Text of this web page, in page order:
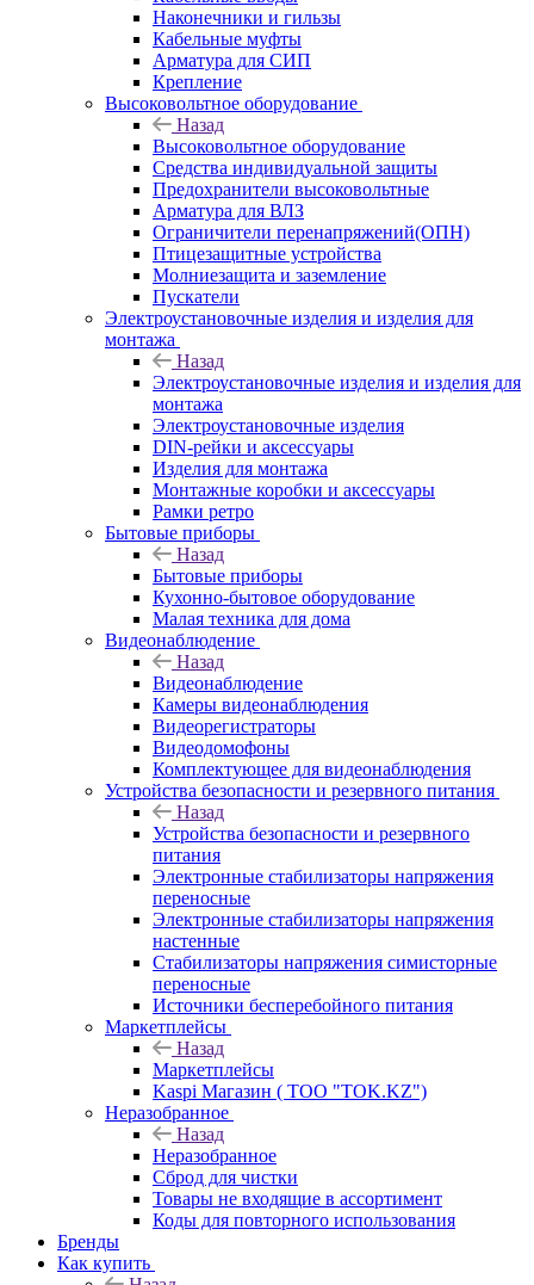
Наконечники и гильзы
Кабельные муфты
Арматура для СИП
Крепление
Высоковольтное оборудование
Назад
Высоковольтное оборудование
Средства индивидуальной защиты
Предохранители высоковольтные
Арматура для ВЛЗ
Ограничители перенапряжений(ОПН)
Птицезащитные устройства
Молниезащита и заземление
Пускатели
Электроустановочные изделия и изделия для
монтажа
Назад
Электроустановочные изделия и изделия для
монтажа
Электроустановочные изделия
DIN-рейки и аксессуары
Изделия для монтажа
Монтажные коробки и аксессуары
Рамки ретро
Бытовые приборы
Назад
Бытовые приборы
Кухонно-бытовое оборудование
Малая техника для дома
Видеонаблюдение
Назад
Видеонаблюдение
Камеры видеонаблюдения
Видеорегистраторы
Видеодомофоны
Комплектующее для видеонаблюдения
Устройства безопасности и резервного питания
Назад
Устройства безопасности и резервного
питания
Электронные стабилизаторы напряжения
переносные
Электронные стабилизаторы напряжения
настенные
Стабилизаторы напряжения симисторные
переносные
Источники бесперебойного питания
Маркетплейсы
Назад
Маркетплейсы
Kaspi Магазин ( ТОО "TOK.KZ")
Неразобранное
Назад
Неразобранное
Сброд для чистки
Товары не входящие в ассортимент
Коды для повторного использования
Бренды
Как купить